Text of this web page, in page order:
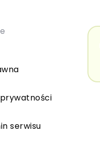
serwisu